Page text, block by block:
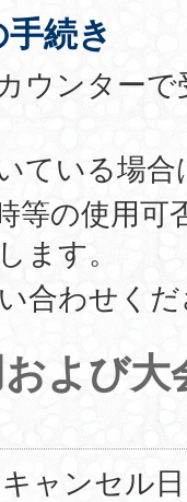
続き
ウンター
ている場
等の使用
ます。
合わせく
よび
ャンセル